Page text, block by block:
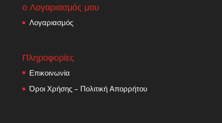
ο Λογαριασμός μου
Λογαριασμός
Πληροφορίες
Επικοινωνία
Όροι Χρήσης – Πολιτική Απορρήτου